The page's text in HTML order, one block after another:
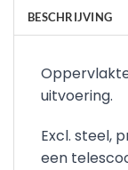
BESCHRIJVING
uitvoering.
Excl. steel,
een